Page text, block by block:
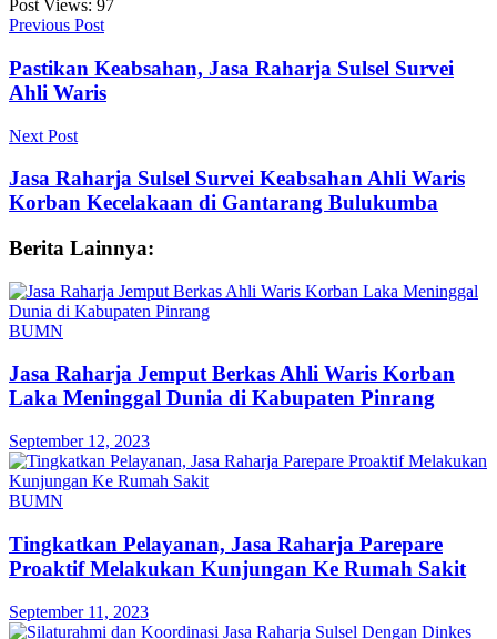
Post Views: 97
Previous Post
Pastikan Keabsahan, Jasa Raharja Sulsel Survei
Ahli Waris
Next Post
Jasa Raharja Sulsel Survei Keabsahan Ahli Waris
Korban Kecelakaan di Gantarang Bulukumba
Berita Lainnya:
BUMN
Jasa Raharja Jemput Berkas Ahli Waris Korban
Laka Meninggal Dunia di Kabupaten Pinrang
September 12, 2023
BUMN
Tingkatkan Pelayanan, Jasa Raharja Parepare
Proaktif Melakukan Kunjungan Ke Rumah Sakit
September 11, 2023